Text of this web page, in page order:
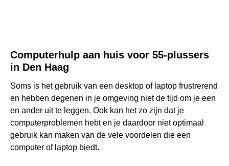
Computerhulp aan huis voor 55-plussers
in Den Haag
Soms is het gebruik van een desktop of laptop frustrerend
en hebben degenen in je omgeving niet de tijd om je een
en ander uit te leggen. Ook kan het zo zijn dat je
computerproblemen hebt en je daardoor niet optimaal
gebruik kan maken van de vele voordelen die een
computer of laptop biedt.